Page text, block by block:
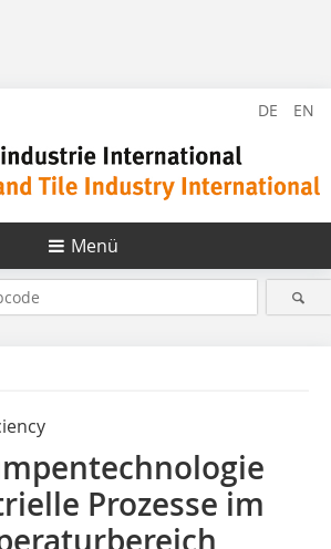
DE EN
Menü
Prozesse im